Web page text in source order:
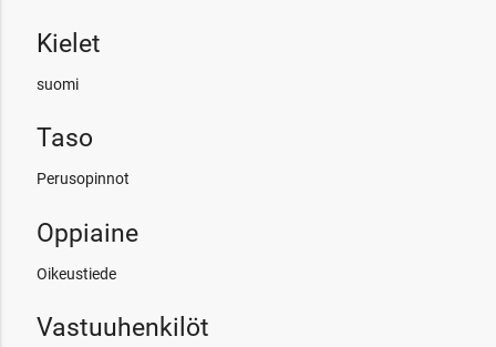
Kielet
suomi
Taso
Perusopinnot
Oppiaine
Oikeustiede
Vastuuhenkilöt